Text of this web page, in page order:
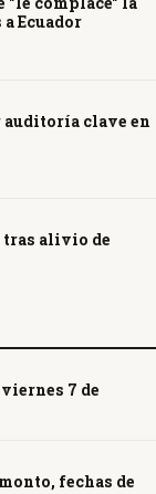
Ecuador
auditoría clave en
tras alivio de
7 de
fechas de